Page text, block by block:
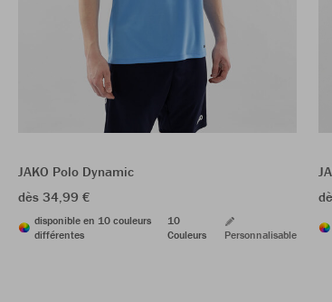
JAKO Polo Dynamic
dès 34,99 €
disponible en 10 couleurs
différentes
10
Couleurs
Personnalisable